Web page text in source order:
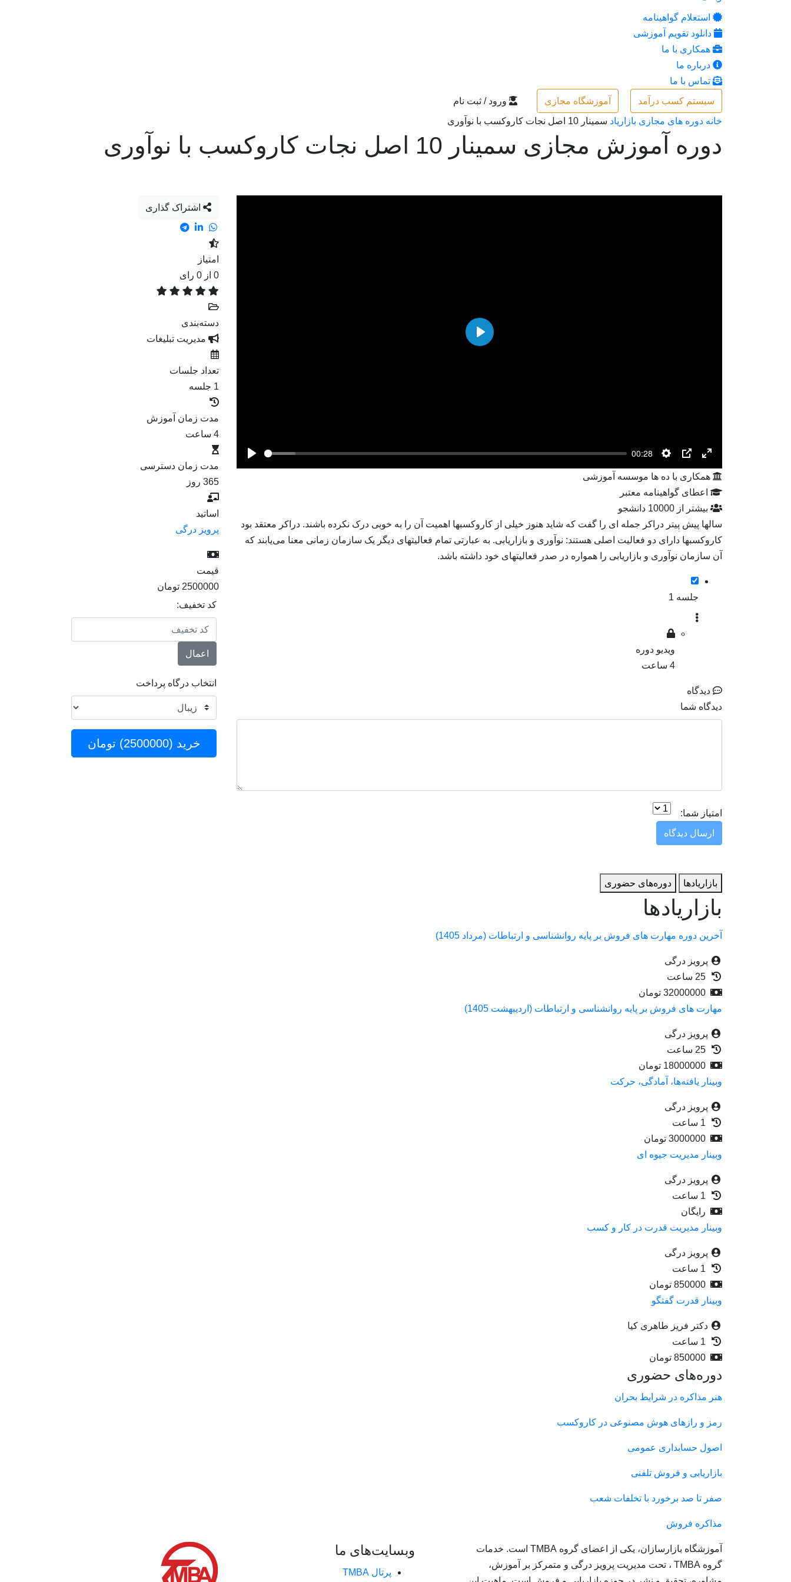
استعلام گواهینامه
دانلود تقویم آموزشی
همکاری با ما
درباره ما
تماس با ما
سیستم کسب درآمد
آموزشگاه مجازی
ورود / ثبت نام
خانه دوره های مجازی بازاریاد سمینار 10 اصل نجات کاروکسب با نوآوری
دوره آموزش مجازی سمینار 10 اصل نجات کاروکسب با نوآوری
Play
00:28
Settings
PIP Enter
fullscreen
Play
همکاری با ده ها موسسه آموزشی
اعطای گواهینامه معتبر
بیشتر از 10000 دانشجو
سالها پیش پیتر دراکر جمله ای را گفت که شاید هنوز خیلی از کاروکسبها اهمیت آن را به خوبی درک نکرده باشند. دراکر معتقد بود
کاروکسبها دارای دو فعالیت اصلی هستند: نوآوری و بازاریابی. به عبارتی تمام فعالیتهای دیگر یک سازمان زمانی معنا می‌یابند که
آن سازمان نوآوری و بازاریابی را همواره در صدر فعالیتهای خود داشته باشد.
جلسه 1
ویدیو دوره
4 ساعت
دیدگاه
دیدگاه شما
امتیاز شما:
ارسال دیدگاه
امتیاز
0 از 0 رای
دسته‌بندی
مدیریت تبلیغات
تعداد جلسات
1 جلسه
مدت زمان آموزش
4 ساعت
مدت زمان دسترسی
365 روز
اساتید
پرویز درگی
قیمت
2500000 تومان
کد تخفیف:
اعمال
انتخاب درگاه پرداخت
خرید (2500000) تومان
بازاریاد‌ها دوره‌های حضوری
بازاریاد‌ها
آخرین دوره مهارت های فروش بر پایه روانشناسی و ارتباطات (مرداد 1405)
پرویز درگی
32000000 تومان
مهارت های فروش بر پایه روانشناسی و ارتباطات (اردیبهشت 1405)
پرویز درگی
18000000 تومان
وبینار یافته‌ها، آمادگی، حرکت
پرویز درگی
3000000 تومان
وبینار مدیریت جیوه ای
پرویز درگی
رایگان
وبینار مدیریت قدرت در کار و کسب
پرویز درگی
850000 تومان
وبینار قدرت گفتگو
دکتر فریز طاهری کیا
850000 تومان
دوره‌های حضوری
هنر مذاکره در شرایط بحران
رمز و رازهای هوش مصنوعی در کاروکسب
اصول حسابداری عمومی
بازاریابی و فروش تلفنی
صفر تا صد برخورد با تخلفات شعب
مذاکره فروش
آموزشگاه بازارسازان، یکی از اعضای گروه TMBA است. خدمات
گروه TMBA ، تحت مدیریت پرویز درگی و متمرکز بر آموزش،
وبسایت‌های ما
پرتال TMBA